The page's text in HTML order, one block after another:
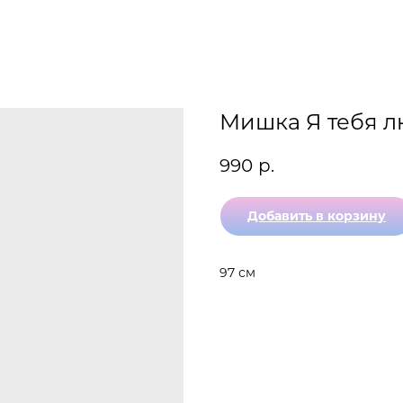
Мишка Я тебя
990 р.
Добавить в корзину
97 см